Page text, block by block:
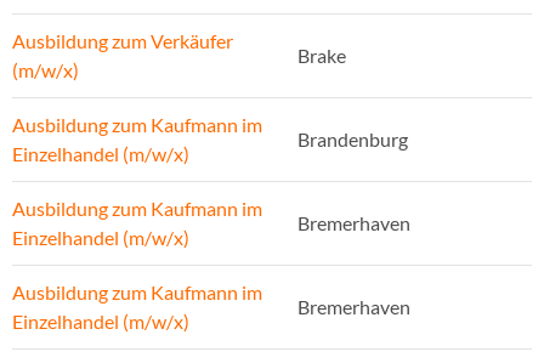
Ausbildung zum Verkäufer
(m/w/x)
Brake
Ausbildung zum Kaufmann im
Einzelhandel (m/w/x)
Brandenburg
Ausbildung zum Kaufmann im
Einzelhandel (m/w/x)
Bremerhaven
Ausbildung zum Kaufmann im
Einzelhandel (m/w/x)
Bremerhaven